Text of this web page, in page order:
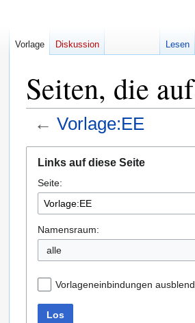
Seiten, die
← Vorlage:EE
Navigation
springen
Suche
springen
Links auf diese Seite
Seite:
Namensraum:
alle
Vorlageneinbindungen
Los
Vorlage Diskussion Lesen